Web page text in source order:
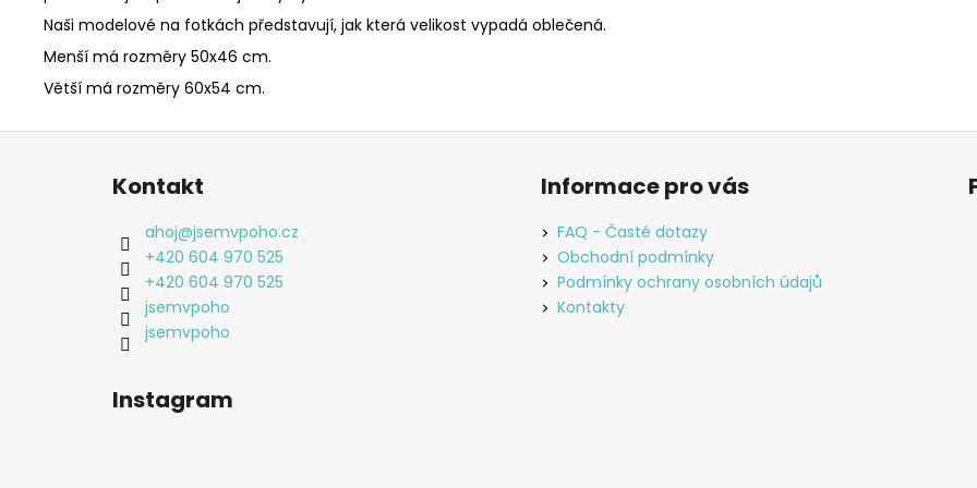
Naši modelové na fotkách představují, jak která velikost vypadá oblečená.
Menší má rozměry 50x46 cm.
Větší má rozměry 60x54 cm.
Z
Kontakt
ahoj@jsemvpoho.cz
+420 604 970 525
+420 604 970 525
jsemvpoho
jsemvpoho
Informace pro vás
FAQ - Časté dotazy
Obchodní podmínky
Podmínky ochrany osobních údajů
Kontakty
Instagram